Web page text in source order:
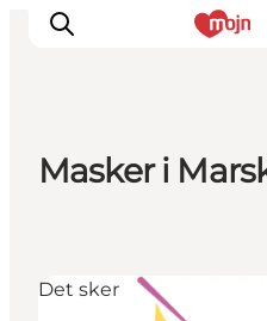
Det sker
Overnatning
Masker i
Det sker